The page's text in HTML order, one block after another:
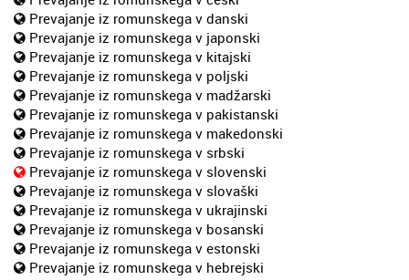
Prevajanje iz romunskega v danski
Prevajanje iz romunskega v japonski
Prevajanje iz romunskega v kitajski
Prevajanje iz romunskega v poljski
Prevajanje iz romunskega v madžarski
Prevajanje iz romunskega v pakistanski
Prevajanje iz romunskega v makedonski
Prevajanje iz romunskega v srbski
Prevajanje iz romunskega v slovenski
Prevajanje iz romunskega v slovaški
Prevajanje iz romunskega v ukrajinski
Prevajanje iz romunskega v bosanski
Prevajanje iz romunskega v estonski
Prevajanje iz romunskega v hebrejski